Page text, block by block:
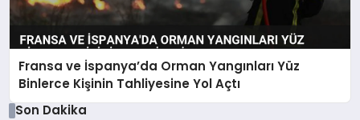
Fransa ve İspanya’da Orman Yangınları Yüz
Binlerce Kişinin Tahliyesine Yol Açtı
Son Dakika